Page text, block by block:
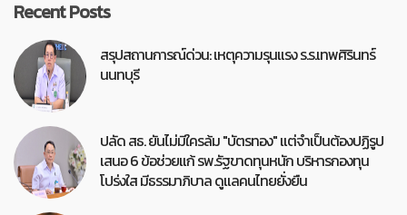
Recent Posts
สรุปสถานการณ์ด่วน: เหตุความรุนแรง ร.ร.เทพศิรินทร์
นนทบุรี
ปลัด สธ. ยันไม่มีใครล้ม "บัตรทอง" แต่จำเป็นต้องปฏิรูป
เสนอ 6 ข้อช่วยแก้ รพ.รัฐขาดทุนหนัก บริหารกองทุน
โปร่งใส มีธรรมาภิบาล ดูแลคนไทยยั่งยืน